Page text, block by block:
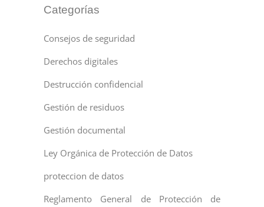
Categorías
Consejos de seguridad
Derechos digitales
Destrucción confidencial
Gestión de residuos
Gestión documental
Ley Orgánica de Protección de Datos
proteccion de datos
Reglamento General de Protección de